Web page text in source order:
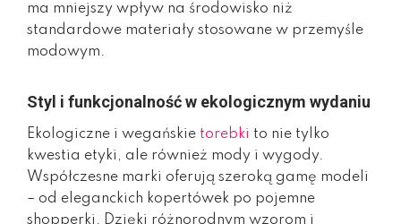
ma mniejszy wpływ na środowisko niż
standardowe materiały stosowane w przemyśle
modowym.
Styl i funkcjonalność w ekologicznym wydaniu
Ekologiczne i wegańskie torebki to nie tylko
kwestia etyki, ale również mody i wygody.
Współczesne marki oferują szeroką gamę modeli
– od eleganckich kopertówek po pojemne
shopperki. Dzięki różnorodnym wzorom i